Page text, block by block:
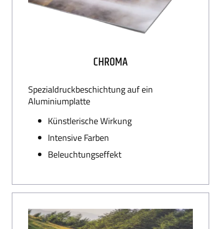
CHROMA
Spezialdruckbeschichtung auf ein
Aluminiumplatte
Künstlerische Wirkung
Intensive Farben
Beleuchtungseffekt